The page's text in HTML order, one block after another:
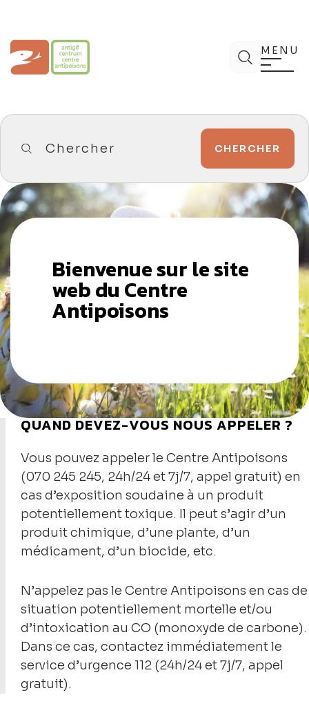
Centre Antipoisons Chercher
MENU
Chercher
Bienvenue sur le site
web du Centre
Antipoisons
QUAND DEVEZ-VOUS NOUS APPELER ?
Vous pouvez appeler le Centre Antipoisons
(070 245 245, 24h/24 et 7j/7, appel gratuit) en
cas d’exposition soudaine à un produit
potentiellement toxique. Il peut s’agir d’un
produit chimique, d’une plante, d’un
médicament, d’un biocide, etc.
N’appelez pas le Centre Antipoisons en cas de
situation potentiellement mortelle et/ou
d’intoxication au CO (monoxyde de carbone).
Dans ce cas, contactez immédiatement le
service d’urgence 112 (24h/24 et 7j/7, appel
gratuit).